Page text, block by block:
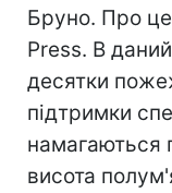
Бруно. Про
Press. В
десятки
підтримки
намагаються
висота